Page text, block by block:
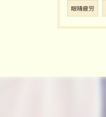
眼精疲労